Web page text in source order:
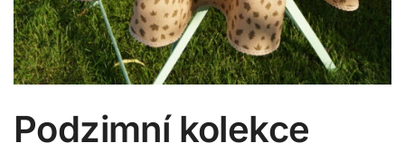
Podzimní kolekce